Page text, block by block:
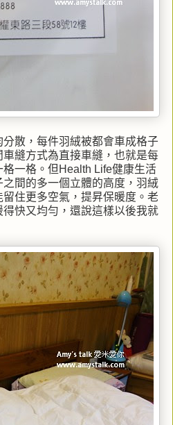
散，每件羽絨被都會車成格子
縫方式為直接車縫，也就是每
一格。但Health Life健康生活
間的多一個立體的高度，羽絨
住更多空氣，提昇保暖度。老
快又均勻，還說這樣以後我就